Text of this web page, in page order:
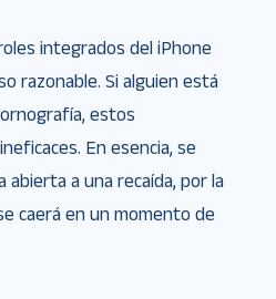
integrados del iPhone
razonable. Si alguien está
estos
En esencia, se
a una recaída, por la
caerá en un momento de